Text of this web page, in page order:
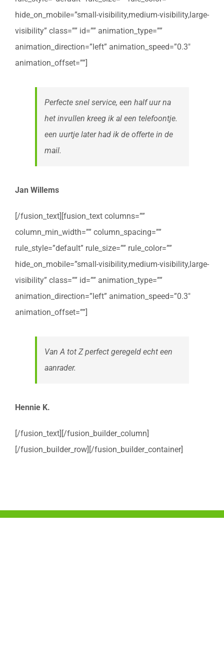
hide_on_mobile=”small-visibility,medium-visibility,large-
visibility” class=”” id=”” animation_type=””
animation_direction=”left” animation_speed=”0.3″
animation_offset=””]
Perfecte snel service, een half uur na
het invullen kreeg ik al een telefoontje.
een uurtje later had ik de offerte in de
mail.
Jan Willems
[/fusion_text][fusion_text columns=””
column_min_width=”” column_spacing=””
rule_style=”default” rule_size=”” rule_color=””
hide_on_mobile=”small-visibility,medium-visibility,large-
visibility” class=”” id=”” animation_type=””
animation_direction=”left” animation_speed=”0.3″
animation_offset=””]
Van A tot Z perfect geregeld echt een
aanrader.
Hennie K.
[/fusion_text][/fusion_builder_column]
[/fusion_builder_row][/fusion_builder_container]